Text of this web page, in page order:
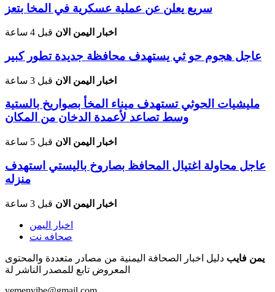
سريع يعلن عن عملية عسكرية في المخا بتعز
اخبار اليمن الان قبل 4 ساعة
عاجل هجوم حو ثي يستهدف محافظة جديدة تطور كبير
اخبار اليمن الان قبل 3 ساعة
مليشيات الحوثي تستهدف ميناء المخأ بصواريخ بالستية
وسط تصاعد لأعمدة الدخان من المكان
اخبار اليمن الان قبل 5 ساعة
عاجل محاولة اغتيال المحافظ بصاروخ باليستي استهدف
منزله
اخبار اليمن الان قبل 3 ساعة
اخبار اليمن
صحافه نت
يمن فايب دليل اخبار الصحافة اليمنية من مصادر متعددة والمحتوى
المعروض تابع للمصدر الناشر لة